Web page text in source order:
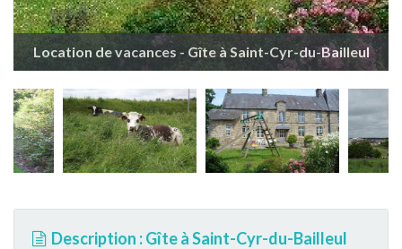
Location de vacances - Gîte à Saint-Cyr-du-Bailleul
Description : Gîte à Saint-Cyr-du-Bailleul